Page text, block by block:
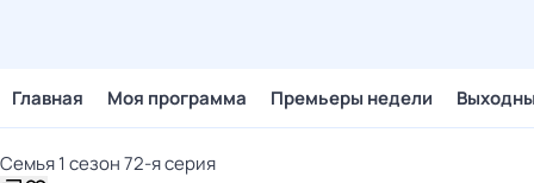
Главная Моя программа Премьеры недели
Семья 1 сезон 72-я серия